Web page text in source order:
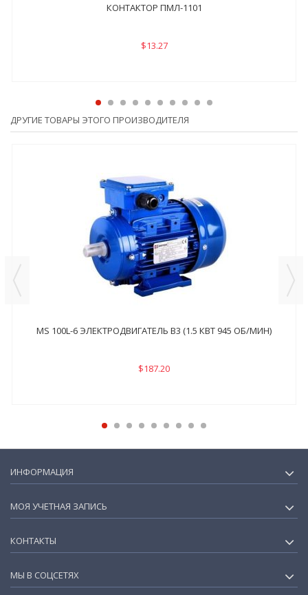
КОНТАКТОР ПМЛ-1101
$13.27
ДРУГИЕ ТОВАРЫ ЭТОГО ПРОИЗВОДИТЕЛЯ
MS 100L-6 ЭЛЕКТРОДВИГАТЕЛЬ B3 (1.5 КВТ 945 ОБ/МИН)
$187.20
ИНФОРМАЦИЯ
МОЯ УЧЕТНАЯ ЗАПИСЬ
КОНТАКТЫ
МЫ В СОЦСЕТЯХ